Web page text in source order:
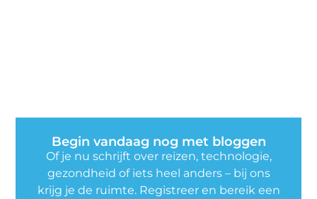
Begin vandaag nog met bloggen
Of je nu schrijft over reizen, technologie,
gezondheid of iets heel anders – bij ons
krijg je de ruimte. Registreer en bereik een